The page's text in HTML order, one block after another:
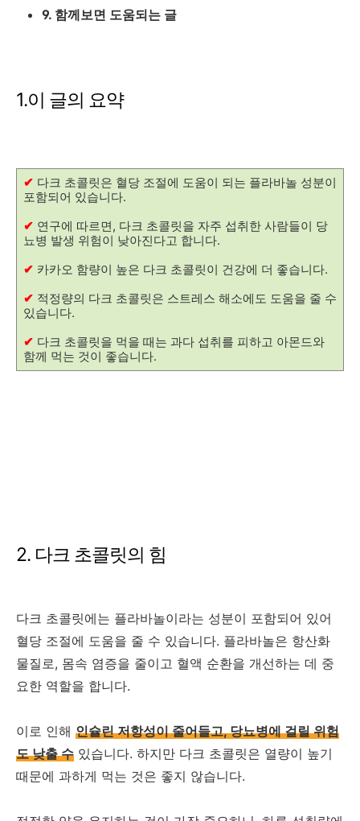
9. 함께보면 도움되는 글
1.이 글의 요약
✔ 다크 초콜릿은 혈당 조절에 도움이 되는 플라바놀 성분이
포함되어 있습니다.
✔ 연구에 따르면, 다크 초콜릿을 자주 섭취한 사람들이 당
뇨병 발생 위험이 낮아진다고 합니다.
✔ 카카오 함량이 높은 다크 초콜릿이 건강에 더 좋습니다.
✔ 적정량의 다크 초콜릿은 스트레스 해소에도 도움을 줄 수
있습니다.
✔ 다크 초콜릿을 먹을 때는 과다 섭취를 피하고 아몬드와
함께 먹는 것이 좋습니다.
2. 다크 초콜릿의 힘
다크 초콜릿에는 플라바놀이라는 성분이 포함되어 있어
혈당 조절에 도움을 줄 수 있습니다. 플라바놀은 항산화
물질로, 몸속 염증을 줄이고 혈액 순환을 개선하는 데 중
요한 역할을 합니다.
이로 인해 인슐린 저항성이 줄어들고, 당뇨병에 걸릴 위험
도 낮출 수 있습니다. 하지만 다크 초콜릿은 열량이 높기
때문에 과하게 먹는 것은 좋지 않습니다.